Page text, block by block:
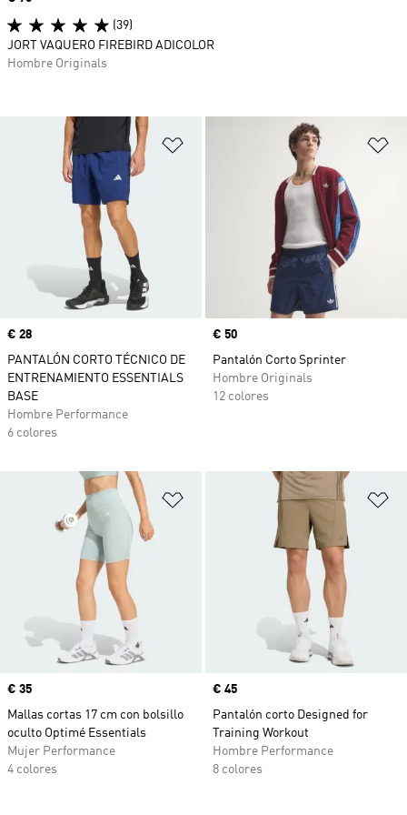
Añadir a la lista de deseos
Precio
€ 28
PANTALÓN CORTO TÉCNICO DE
ENTRENAMIENTO ESSENTIALS
BASE
Hombre Performance
6 colores
Precio
€ 50
Pantalón Corto Sprinter
Hombre Originals
12 colores
Añadir a la lista de deseos
Precio
€ 35
Mallas cortas 17 cm con bolsillo
oculto Optimé Essentials
Mujer Performance
4 colores
Precio
€ 45
Pantalón corto Designed for
Training Workout
Hombre Performance
8 colores
(39)
JORT VAQUERO FIREBIRD ADICOLOR
Hombre Originals